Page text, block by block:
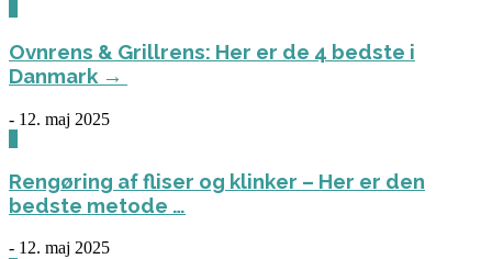
Ovnrens & Grillrens: Her er de 4 bedste i
Danmark →
- 12. maj 2025
Rengøring af fliser og klinker – Her er den
bedste metode …
- 12. maj 2025